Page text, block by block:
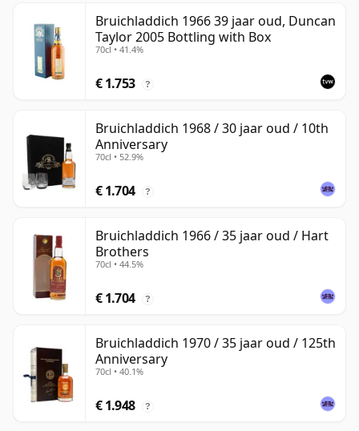
Bruichladdich 1966 39 jaar oud, Duncan
Taylor 2005 Bottling with Box
70cl • 41.4%
€ 1.753 ?
Bruichladdich 1968 / 30 jaar oud / 10th
Anniversary
70cl • 52.9%
€ 1.704 ?
Bruichladdich 1966 / 35 jaar oud / Hart
Brothers
70cl • 44.5%
€ 1.704 ?
Bruichladdich 1970 / 35 jaar oud / 125th
Anniversary
70cl • 40.1%
€ 1.948 ?